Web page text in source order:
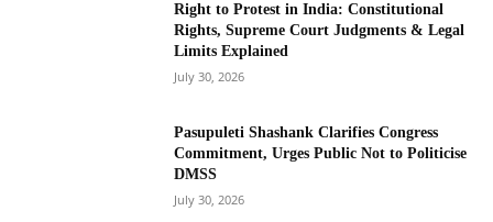
Right to Protest in India: Constitutional
Rights, Supreme Court Judgments & Legal
Limits Explained
July 30, 2026
Pasupuleti Shashank Clarifies Congress
Commitment, Urges Public Not to Politicise
DMSS
July 30, 2026